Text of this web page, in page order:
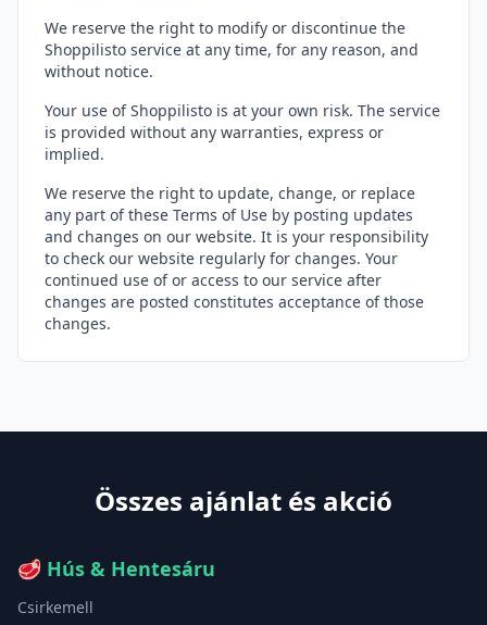
We reserve the right to modify or discontinue the
Shoppilisto service at any time, for any reason, and
without notice.
Your use of Shoppilisto is at your own risk. The service
is provided without any warranties, express or
implied.
We reserve the right to update, change, or replace
any part of these Terms of Use by posting updates
and changes on our website. It is your responsibility
to check our website regularly for changes. Your
continued use of or access to our service after
changes are posted constitutes acceptance of those
changes.
Összes ajánlat és akció
🥩 Hús & Hentesáru
Csirkemell